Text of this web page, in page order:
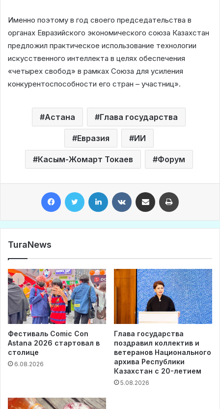
Именно поэтому в год своего председательства в
органах Евразийского экономического союза Казахстан
предложил практическое использование технологии
искусственного интеллекта в целях обеспечения
«четырех свобод» в рамках Союза для усиления
конкурентоспособности его стран – участниц».
Астана Глава государства
Евразия ИИ
Касым-Жомарт Токаев Форум
TuraNews
Фестиваль Comic Con
Astana 2026 стартовал в
столице
6.08.2026
Глава государства
поздравил коллектив и
ветеранов Национального
архива Республики
Казахстан с 20-летием
5.08.2026